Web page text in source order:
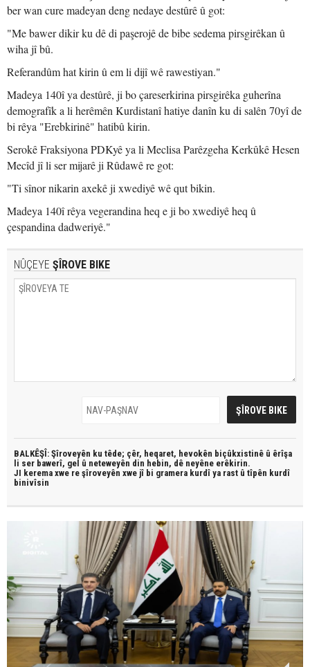
ber wan cure madeyan deng nedaye destûrê û got:
"Me bawer dikir ku dê di paşerojê de bibe sedema pirsgirêkan û
wiha jî bû.
Referandûm hat kirin û em li dijî wê rawestiyan."
Madeya 140î ya destûrê, ji bo çareserkirina pirsgirêka guherîna
demografîk a li herêmên Kurdistanî hatiye danîn ku di salên 70yî de
bi rêya "Erebkirinê" hatibû kirin.
Serokê Fraksiyona PDKyê ya li Meclisa Parêzgeha Kerkûkê Hesen
Mecîd jî li ser mijarê ji Rûdawê re got:
"Ti sînor nikarin axekê ji xwediyê wê qut bikin.
Madeya 140î rêya vegerandina heq e ji bo xwediyê heq û
çespandina dadweriyê."
NÛÇEYE ŞÎROVE BIKE
BALKÊŞÎ: Şîroveyên ku têde; çêr, heqaret, hevokên biçûkxistinê û êrîşa
li ser bawerî, gel û neteweyên din hebin, dê neyêne erêkirin.
JI kerema xwe re şîroveyên xwe jî bi gramera kurdî ya rast û tîpên kurdî
binivîsin